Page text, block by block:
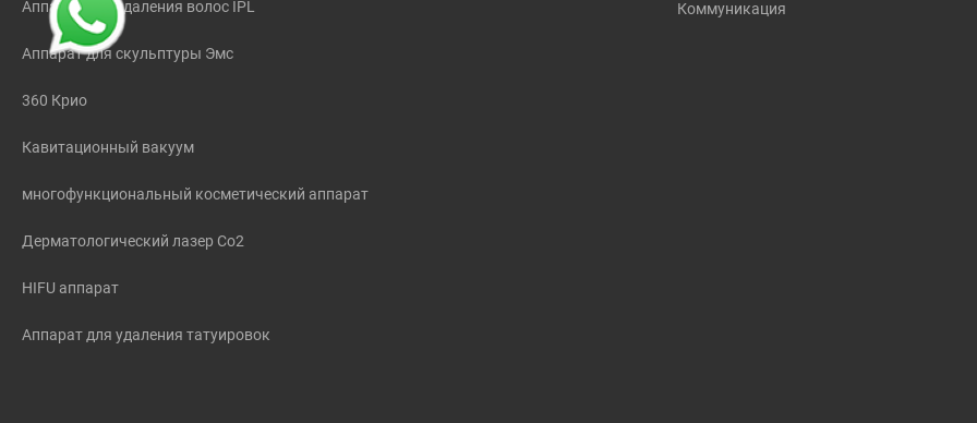
Аппарат для удаления волос IPL
Аппарат для скульптуры Эмс
360 Крио
Кавитационный вакуум
многофункциональный косметический аппарат
Дерматологический лазер Co2
HIFU аппарат
Аппарат для удаления татуировок
Коммуникация